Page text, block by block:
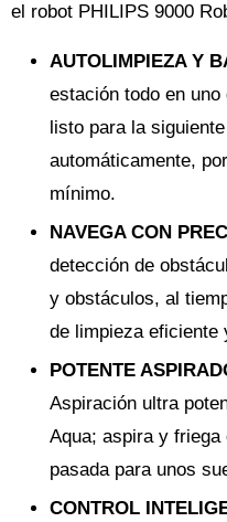
el robot PHILIPS 9000
AUTOLIMPIEZA Y
estación todo en
listo para la
automáticamente,
mínimo.
NAVEGA CON
detección de
y obstáculos, al
de limpieza eficiente
POTENTE
Aspiración ultra
Aqua; aspira y
pasada para unos
CONTROL